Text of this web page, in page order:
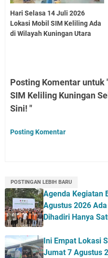
Hari Selasa 14 Juli 2026
Lokasi Mobil SIM Keliling Ada
di Wilayah Kuningan Utara
Posting Komentar untuk
SIM Keliling Kuningan
Sini! "
Posting Komentar
POSTINGAN LEBIH BARU
Agenda Kegiatan
Agustus 2026
Dihadiri Hanya
Ini Empat Lokasi
Jumat 7 Agustus